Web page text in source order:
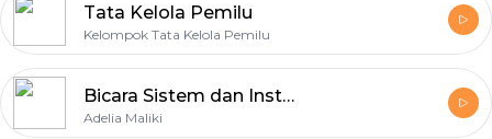
Tata Kelola Pemilu
Kelompok Tata Kelola Pemilu
Bicara Sistem dan Institusi Pemerintahan
Adelia Maliki